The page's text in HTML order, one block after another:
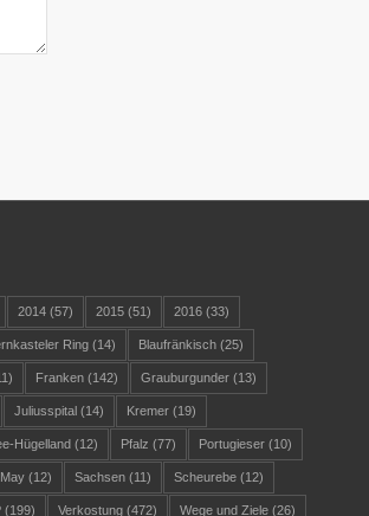
2014 (57) 2015 (51) 2016 (33)
Ring (14) Blaufränkisch (25)
Franken (142) Grauburgunder (13)
Juliusspital (14) Kremer (19)
Hügelland (12) Pfalz (77) Portugieser (10)
(12) Sachsen (11) Scheurebe (12)
(199) Verkostung (472) Wege und Ziele (26)